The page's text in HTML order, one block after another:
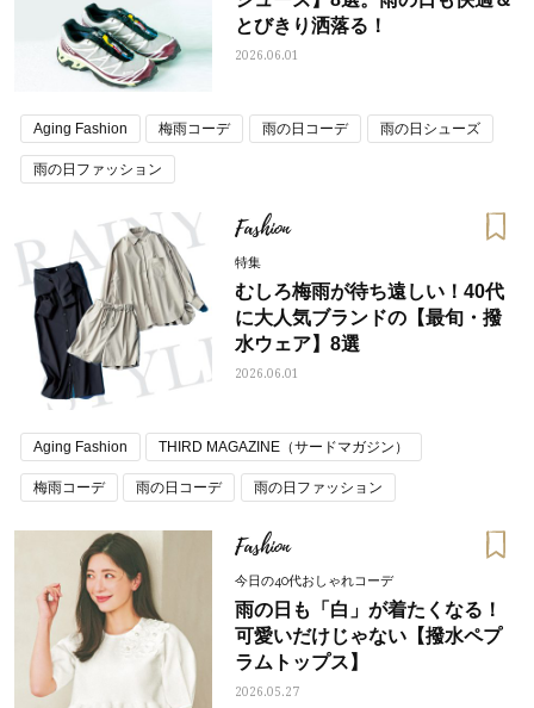
とびきり洒落る！
2026.06.01
Aging Fashion 梅雨コーデ 雨の日コーデ 雨の日シューズ
雨の日ファッション
Fashion
特集
むしろ梅雨が待ち遠しい！40代
に大人気ブランドの【最旬・撥
水ウェア】8選
2026.06.01
Aging Fashion THIRD MAGAZINE（サードマガジン）
梅雨コーデ 雨の日コーデ 雨の日ファッション
Fashion
今日の40代おしゃれコーデ
雨の日も「白」が着たくなる！
可愛いだけじゃない【撥水ペプ
ラムトップス】
2026.05.27